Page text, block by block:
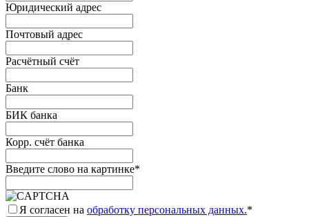
Юридический адрес
Почтовый адрес
Расчётный счёт
Банк
БИК банка
Корр. счёт банка
Введите слово на картинке*
Я согласен на обработку персональных данных.*